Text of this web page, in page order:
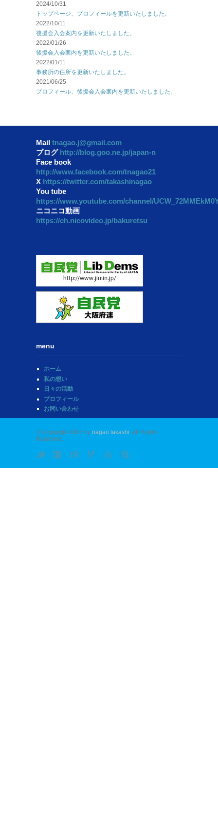
2024/10/31
トップページ、プロフィールを更新いたしました。
2022/10/11
後援会入会案内を更新いたしました。
2022/01/26
後援会入会案内を更新いたしました。
2022/01/11
事務所の住所を更新いたしました。
2021/06/25
プロフィール、後援会入会案内を更新いたしました。
Mail tnagao.j@gmail.com
ブログ http://blog.goo.ne.jp/japan-n
Face book
http://www.facebook.com/tnagao21
X https://twitter.com/takashinagao
You tube
https://www.youtube.com/channel/
ニコニコ動画
https://ch.nicovideo.jp/bakuretsu
menu
ホーム
私の想い
日々の活動
プロフィール
お問い合わせ
© Copyright 2015 by nagao takashi. All Rights
Reserved.